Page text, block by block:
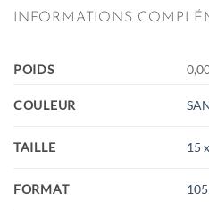
INFORMATIONS
POIDS
COULEUR
TAILLE 15
FORMAT